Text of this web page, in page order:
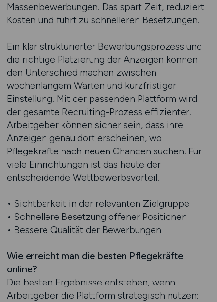
Massenbewerbungen. Das spart Zeit, reduziert
Kosten und führt zu schnelleren Besetzungen.
Ein klar strukturierter Bewerbungsprozess und
die richtige Platzierung der Anzeigen können
den Unterschied machen zwischen
wochenlangem Warten und kurzfristiger
Einstellung. Mit der passenden Plattform wird
der gesamte Recruiting-Prozess effizienter.
Arbeitgeber können sicher sein, dass ihre
Anzeigen genau dort erscheinen, wo
Pflegekräfte nach neuen Chancen suchen. Für
viele Einrichtungen ist das heute der
entscheidende Wettbewerbsvorteil.
• Sichtbarkeit in der relevanten Zielgruppe
• Schnellere Besetzung offener Positionen
• Bessere Qualität der Bewerbungen
Wie erreicht man die besten Pflegekräfte
online?
Die besten Ergebnisse entstehen, wenn
Arbeitgeber die Plattform strategisch nutzen: